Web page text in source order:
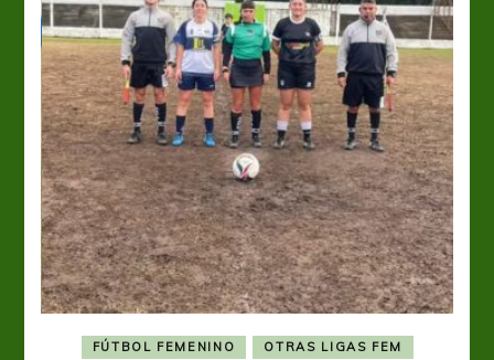
FÚTBOL FEMENINO OTRAS LIGAS FEM